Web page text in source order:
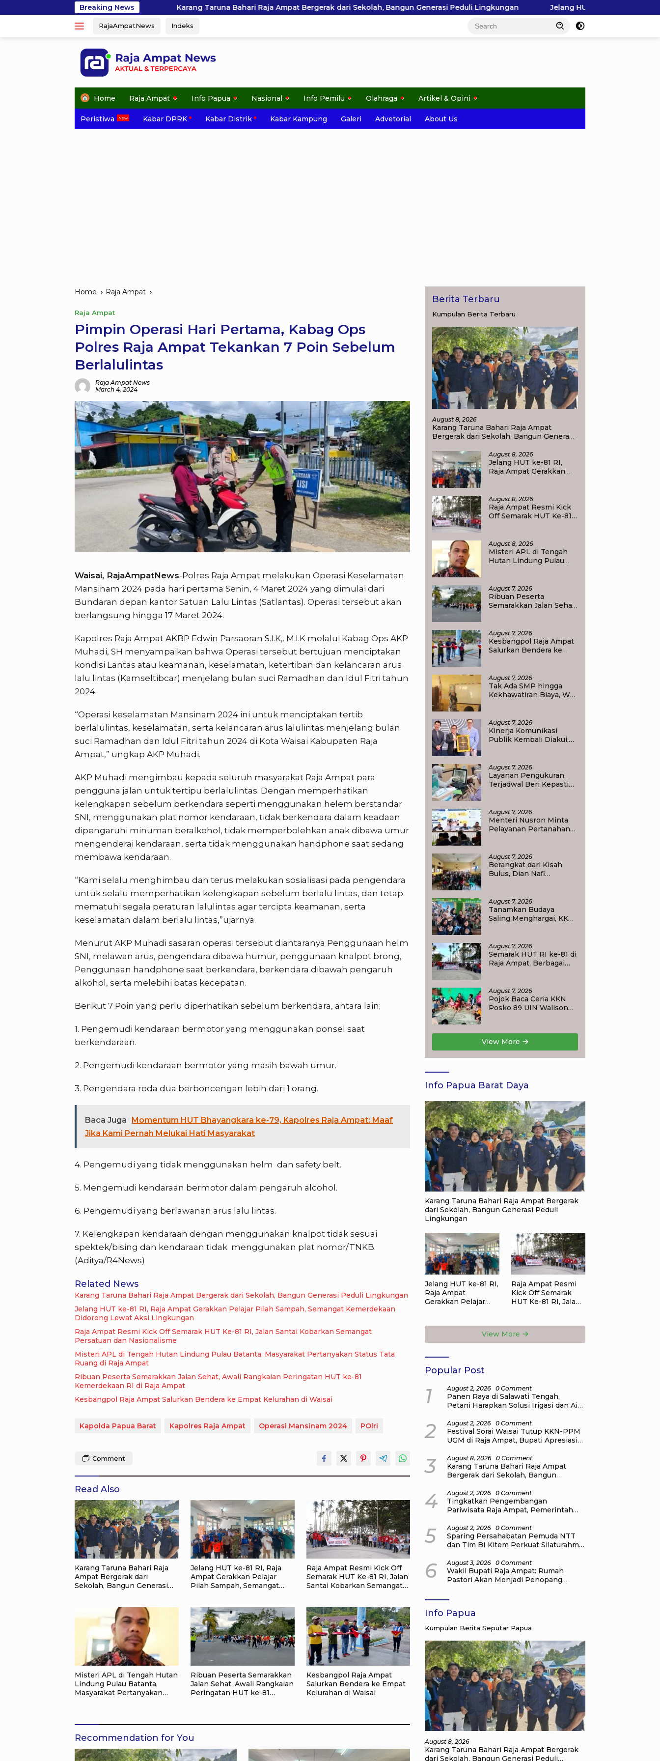
to
Breaking News
Karang Taruna Bahari Raja Ampat Bergerak dari Sekolah, Bangun Generasi Peduli Lingkungan Jelang HUT ke-81 RI, Raja Ampat Gerakkan Pelajar Pilah
RajaAmpatNews Indeks
Home Raja Ampat Info Papua Nasional Info Pemilu Olahraga Artikel & Opini
Peristiwa Kabar DPRK Kabar Distrik Kabar Kampung Galeri Advetorial About Us
Home Raja Ampat
Raja Ampat
Pimpin Operasi Hari Pertama, Kabag Ops
Polres Raja Ampat Tekankan 7 Poin Sebelum
Berlalulintas
Raja Ampat News
March 4, 2024
Waisai, RajaAmpatNews-Polres Raja Ampat melakukan Operasi Keselamatan
Mansinam 2024 pada hari pertama Senin, 4 Maret 2024 yang dimulai dari
Bundaran depan kantor Satuan Lalu Lintas (Satlantas). Operasi tersebut akan
berlangsung hingga 17 Maret 2024.
Kapolres Raja Ampat AKBP Edwin Parsaoran S.I.K,. M.I.K melalui Kabag Ops AKP
Muhadi, SH menyampaikan bahwa Operasi tersebut bertujuan menciptakan
kondisi Lantas atau keamanan, keselamatan, ketertiban dan kelancaran arus
lalu lintas (Kamseltibcar) menjelang bulan suci Ramadhan dan Idul Fitri tahun
2024.
“Operasi keselamatan Mansinam 2024 ini untuk menciptakan tertib
berlalulintas, keselamatan, serta kelancaran arus lalulintas menjelang bulan
suci Ramadhan dan Idul Fitri tahun 2024 di Kota Waisai Kabupaten Raja
Ampat,” ungkap AKP Muhadi.
AKP Muhadi mengimbau kepada seluruh masyarakat Raja Ampat para
pengguna jalan untuk tertipu berlalulintas. Dengan memperhatikan
kelengkapan sebelum berkendara seperti menggunakan helem berstandar
SNI, menggunakan plat nomor kendaraan, tidak berkendara dalam keadaan
dipengaruhi minuman beralkohol, tidak memperbolehkan anak dibawa umur
mengenderai kendaraan, serta tidak menggunakan handphone saat sedang
membawa kendaraan.
“Kami selalu menghimbau dan terus melakukan sosialisasi pada pengendara
untuk selalu memperhatikan kelengkapan sebelum berlalu lintas, dan tetap
mematuhi segala peraturan lalulintas agar tercipta keamanan, serta
keselamatan dalam berlalu lintas,”ujarnya.
Menurut AKP Muhadi sasaran operasi tersebut diantaranya Penggunaan helm
SNI, melawan arus, pengendara dibawa humur, penggunaan knalpot brong,
Penggunaan handphone saat berkendara, berkendara dibawah pengaruh
alkohol, serta melebihi batas kecepatan.
Berikut 7 Poin yang perlu diperhatikan sebelum berkendara, antara lain;
1. Pengemudi kendaraan bermotor yang menggunakan ponsel saat
berkendaraan.
2. Pengemudi kendaraan bermotor yang masih bawah umur.
3. Pengendara roda dua berboncengan lebih dari 1 orang.
Baca Juga
Momentum HUT Bhayangkara ke-79, Kapolres Raja Ampat: Maaf
Jika Kami Pernah Melukai Hati Masyarakat
4. Pengemudi yang tidak menggunakan helm dan safety belt.
5. Mengemudi kendaraan bermotor dalam pengaruh alcohol.
6. Pengemudi yang berlawanan arus lalu lintas.
7. Kelengkapan kendaraan dengan menggunakan knalpot tidak sesuai
spektek/bising dan kendaraan tidak menggunakan plat nomor/TNKB.
(Aditya/R4News)
Related News
Karang Taruna Bahari Raja Ampat Bergerak dari Sekolah, Bangun Generasi Peduli Lingkungan
Jelang HUT ke-81 RI, Raja Ampat Gerakkan Pelajar Pilah Sampah, Semangat Kemerdekaan
Didorong Lewat Aksi Lingkungan
Raja Ampat Resmi Kick Off Semarak HUT Ke-81 RI, Jalan Santai Kobarkan Semangat
Persatuan dan Nasionalisme
Misteri APL di Tengah Hutan Lindung Pulau Batanta, Masyarakat Pertanyakan Status Tata
Ruang di Raja Ampat
Ribuan Peserta Semarakkan Jalan Sehat, Awali Rangkaian Peringatan HUT ke-81
Kemerdekaan RI di Raja Ampat
Kesbangpol Raja Ampat Salurkan Bendera ke Empat Kelurahan di Waisai
Kapolda Papua Barat Kapolres Raja Ampat Operasi Mansinam 2024 POlri
Comment
Read Also
Karang Taruna Bahari Raja
Ampat Bergerak dari
Sekolah, Bangun Generasi
Jelang HUT ke-81 RI, Raja
Ampat Gerakkan Pelajar
Pilah Sampah, Semangat
Raja Ampat Resmi Kick Off
Semarak HUT Ke-81 RI, Jalan
Santai Kobarkan Semangat
Misteri APL di Tengah Hutan
Lindung Pulau Batanta,
Masyarakat Pertanyakan
Ribuan Peserta Semarakkan
Jalan Sehat, Awali Rangkaian
Peringatan HUT ke-81
Kesbangpol Raja Ampat
Salurkan Bendera ke Empat
Kelurahan di Waisai
Recommendation for You
Berita Terbaru
Kumpulan Berita Terbaru
August 8, 2026
Karang Taruna Bahari Raja Ampat
Bergerak dari Sekolah, Bangun Generasi
August 8, 2026
Jelang HUT ke-81 RI,
Raja Ampat Gerakkan
Didorong Lewat Aksi
Lingkungan
August 8, 2026
Raja Ampat Resmi Kick
Off Semarak HUT Ke-81
Persatuan dan
Nasionalisme
August 8, 2026
Misteri APL di Tengah
Hutan Lindung Pulau
Ruang di Raja Ampat
August 7, 2026
Ribuan Peserta
Semarakkan Jalan Sehat,
Kemerdekaan RI di Raja
Ampat
August 7, 2026
Kesbangpol Raja Ampat
Salurkan Bendera ke
August 7, 2026
Tak Ada SMP hingga
Kekhawatiran Biaya, Wali
pada Pendidikan Anak
August 7, 2026
Kinerja Komunikasi
Publik Kembali Diakui,
Government Institutions
Award 2026
August 7, 2026
Layanan Pengukuran
Terjadwal Beri Kepastian
Ukur Tanah
August 7, 2026
Menteri Nusron Minta
Pelayanan Pertanahan
August 7, 2026
Berangkat dari Kisah
Bulus, Dian Nafi
untuk Melanjutkan
Pendidikan
August 7, 2026
Tanamkan Budaya
Saling Menghargai, KKN
tentang Bahaya Bullying
August 7, 2026
Semarak HUT RI ke-81 di
Raja Ampat, Berbagai
August 7, 2026
Pojok Baca Ceria KKN
Posko 89 UIN Walisongo
Sukorejo
View More
Info Papua Barat Daya
Karang Taruna Bahari Raja Ampat Bergerak
dari Sekolah, Bangun Generasi Peduli
Lingkungan
Jelang HUT ke-81 RI,
Raja Ampat
Gerakkan Pelajar
Kemerdekaan
Aksi Lingkungan
Raja Ampat Resmi
Kick Off Semarak
HUT Ke-81 RI, Jalan
Persatuan dan
Nasionalisme
View More
Popular Post
1 August 2, 2026 0 Comment
Panen Raya di Salawati Tengah,
Petani Harapkan Solusi Irigasi dan Air
2 August 2, 2026 0 Comment
Festival Sorai Waisai Tutup KKN-PPM
UGM di Raja Ampat, Bupati Apresiasi
Masyarakat
3 August 8, 2026 0 Comment
Karang Taruna Bahari Raja Ampat
Bergerak dari Sekolah, Bangun
4 August 2, 2026 0 Comment
Tingkatkan Pengembangan
Pariwisata Raja Ampat, Pemerintah
Pengelola Homestay di Kampung Go
Distrik Tiplol Mayalibit
5 August 2, 2026 0 Comment
Sparing Persahabatan Pemuda NTT
dan Tim BI Kitem Perkuat Silaturahmi
6 August 3, 2026 0 Comment
Wakil Bupati Raja Ampat: Rumah
Pastori Akan Menjadi Penopang
Info Papua
Kumpulan Berita Seputar Papua
August 8, 2026
Karang Taruna Bahari Raja Ampat Bergerak
dari Sekolah, Bangun Generasi Peduli